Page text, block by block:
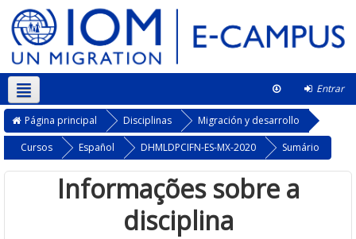
Entrar
Português - Portugal ‎(pt)‎ Esta disciplina
Página principal Disciplinas
Migración y desarrollo
Cursos
Español DHMLDPCIFN-ES-MX-2020 Sumário
Informações sobre a
disciplina